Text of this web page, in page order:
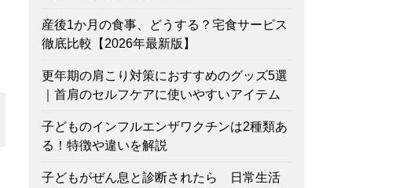
産後1か月の食事、どうする？宅食サービス
徹底比較【2026年最新版】
更年期の肩こり対策におすすめのグッズ5選
｜首肩のセルフケアに使いやすいアイテム
子どものインフルエンザワクチンは2種類あ
る！特徴や違いを解説
子どもがぜん息と診断されたら 日常生活